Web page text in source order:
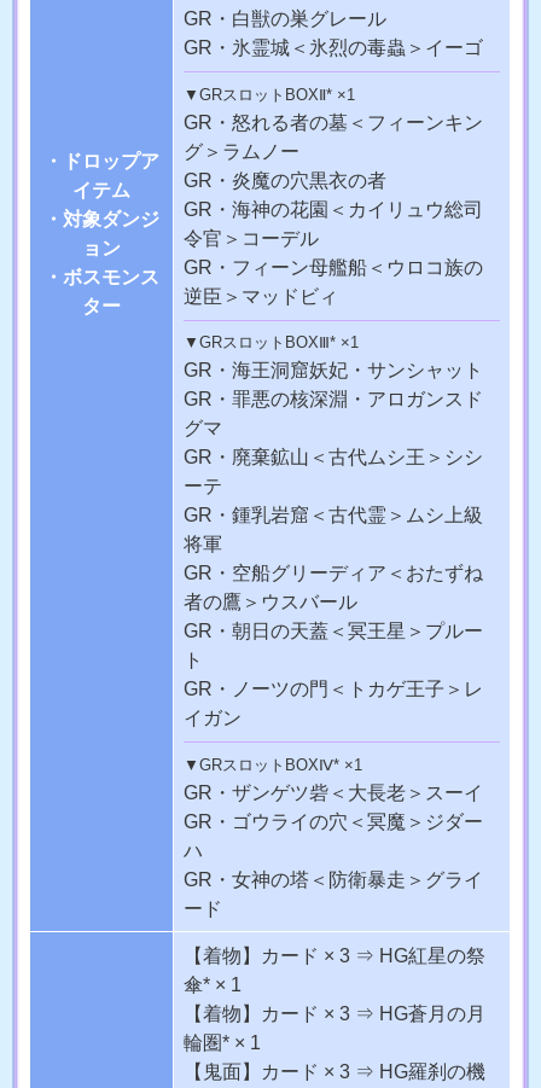
・ドロップア
イテム
・対象ダンジ
ョン
・ボスモンス
ター
GR・白獣の巣グレール
GR・氷霊城＜氷烈の毒蟲＞イーゴ
▼GRスロットBOXⅡ* ×1
GR・怒れる者の墓 ＜フィーンキン
グ＞ラムノー
GR・炎魔の穴黒衣の者
GR・海神の花園 ＜カイリュウ総司
令官＞コーデル
GR・フィーン母艦船＜ウロコ族の
逆臣＞マッドビィ
▼GRスロットBOXⅢ* ×1
GR・海王洞窟妖妃・サンシャット
GR・罪悪の核深淵・アロガンスド
グマ
GR・廃棄鉱山 ＜古代ムシ王＞シシ
ーテ
GR・鍾乳岩窟 ＜古代霊＞ムシ上級
将軍
GR・空船グリーディア ＜おたずね
者の鷹＞ウスバール
GR・朝日の天蓋＜冥王星＞プルー
ト
GR・ノーツの門 ＜トカゲ王子＞レ
イガン
▼GRスロットBOXⅣ* ×1
GR・ザンゲツ砦＜大長老＞スーイ
GR・ゴウライの穴 ＜冥魔＞ジダー
ハ
GR・女神の塔＜防衛暴走＞グライ
ード
【着物】カード × 3 ⇒ HG紅星の祭
傘* × 1
【着物】カード × 3 ⇒ HG蒼月の月
輪圏* × 1
【鬼面】カード × 3 ⇒ HG羅刹の機